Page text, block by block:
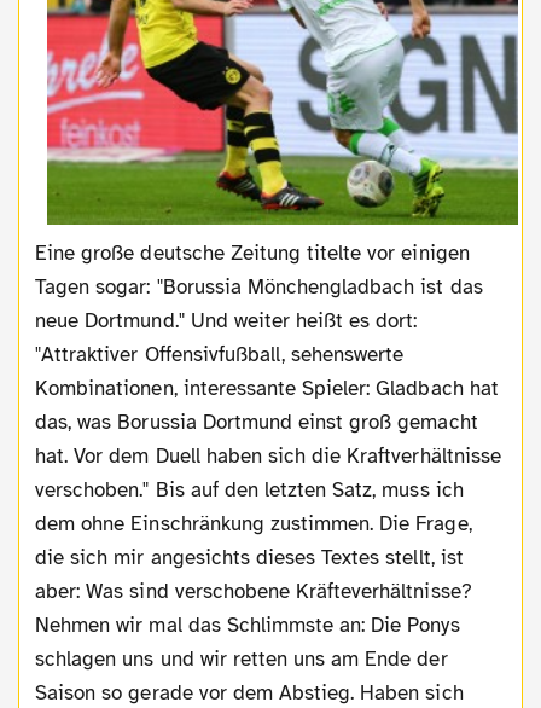
Eine große deutsche Zeitung titelte vor einigen
Tagen sogar: "Borussia Mönchengladbach ist das
neue Dortmund." Und weiter heißt es dort:
"Attraktiver Offensivfußball, sehenswerte
Kombinationen, interessante Spieler: Gladbach hat
das, was Borussia Dortmund einst groß gemacht
hat. Vor dem Duell haben sich die Kraftverhältnisse
verschoben." Bis auf den letzten Satz, muss ich
dem ohne Einschränkung zustimmen. Die Frage,
die sich mir angesichts dieses Textes stellt, ist
aber: Was sind verschobene Kräfteverhältnisse?
Nehmen wir mal das Schlimmste an: Die Ponys
schlagen uns und wir retten uns am Ende der
Saison so gerade vor dem Abstieg. Haben sich